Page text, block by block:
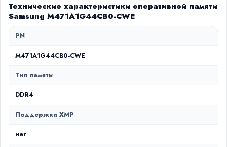
Технические характеристики оперативной памяти
Samsung M471A1G44CB0-CWE
PN
M471A1G44CB0-CWE
Тип памяти
DDR4
Поддержка XMP
нет